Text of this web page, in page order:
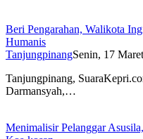
Beri Pengarahan, Walikota
Humanis
TanjungpinangSenin, 17
Tanjungpinang,
Darmansyah,…
Menimalisir Pelanggar